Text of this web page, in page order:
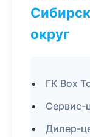
округ
ГК Box
Сервис-
Дилер-